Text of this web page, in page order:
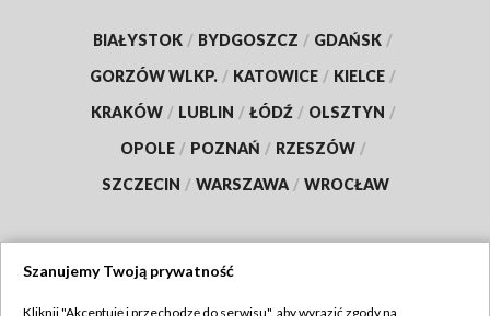
BIAŁYSTOK / BYDGOSZCZ / GDAŃSK /
GORZÓW WLKP. / KATOWICE / KIELCE /
KRAKÓW / LUBLIN / ŁÓDŹ / OLSZTYN /
OPOLE / POZNAŃ / RZESZÓW /
SZCZECIN / WARSZAWA / WROCŁAW
Szanujemy Twoją prywatność
Kliknij "Akceptuję i przechodzę do serwisu", aby wyrazić zgody na